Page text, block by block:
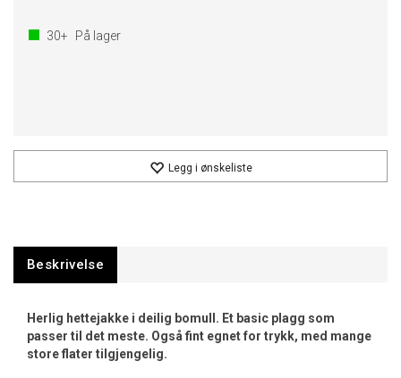
30+ På lager
Legg i ønskeliste
Beskrivelse
Herlig hettejakke i deilig bomull. Et basic plagg som
passer til det meste. Også fint egnet for trykk, med mange
store flater tilgjengelig.